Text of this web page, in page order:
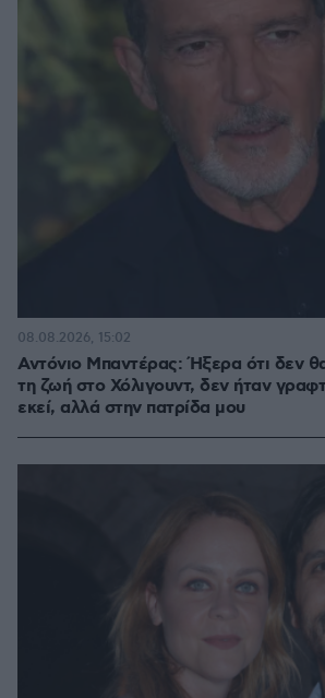
Αντόνιο Μπαντέρας: Ήξερα ότι δεν
τη ζωή στο Χόλιγουντ, δεν ήταν
εκεί, αλλά στην πατρίδα μου
08.08.2026, 15:02